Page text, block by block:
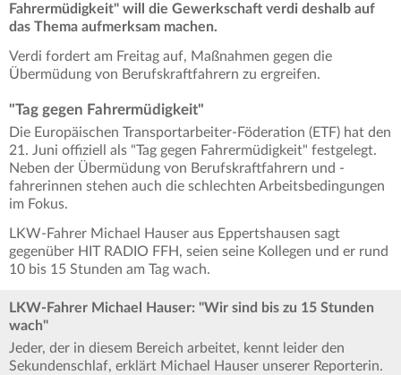
Fahrermüdigkeit" will die Gewerkschaft verdi deshalb auf
das Thema aufmerksam machen.
Verdi fordert am Freitag auf, Maßnahmen gegen die
Übermüdung von Berufskraftfahrern zu ergreifen.
"Tag gegen Fahrermüdigkeit"
Die Europäischen Transportarbeiter-Föderation (ETF) hat den
21. Juni offiziell als "Tag gegen Fahrermüdigkeit" festgelegt.
Neben der Übermüdung von Berufskraftfahrern und -
fahrerinnen stehen auch die schlechten Arbeitsbedingungen
im Fokus.
LKW-Fahrer Michael Hauser aus Eppertshausen sagt
gegenüber HIT RADIO FFH, seien seine Kollegen und er rund
10 bis 15 Stunden am Tag wach.
LKW-Fahrer Michael Hauser: "Wir sind bis zu 15 Stunden
wach"
Jeder, der in diesem Bereich arbeitet, kennt leider den
Sekundenschlaf, erklärt Michael Hauser unserer Reporterin.